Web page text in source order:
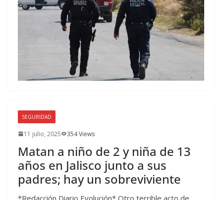
SEGURIDAD
11 julio, 2025 354 Views
Matan a niño de 2 y niña de 13
años en Jalisco junto a sus
padres; hay un sobreviviente
*Redacción Diario Evolución* Otro terrible acto de